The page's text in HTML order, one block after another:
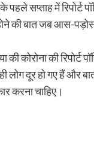
पहले सप्ताह में रिपोर्ट
की बात जब आस-पड़ोस
की कोरोना की
दूर हो गए हैं और
करना चाहिए।